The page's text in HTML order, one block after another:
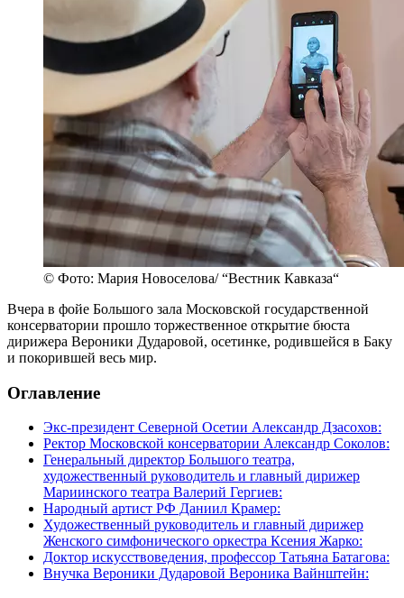
© Фото: Мария Новоселова/ “Вестник Кавказа“
Вчера в фойе Большого зала Московской государственной
консерватории прошло торжественное открытие бюста
дирижера Вероники Дударовой, осетинке, родившейся в Баку
и покорившей весь мир.
Оглавление
Экс-президент Северной Осетии Александр Дзасохов:
Ректор Московской консерватории Александр Соколов:
Генеральный директор Большого театра,
художественный руководитель и главный дирижер
Мариинского театра Валерий Гергиев:
Народный артист РФ Даниил Крамер:
Художественный руководитель и главный дирижер
Женского симфонического оркестра Ксения Жарко:
Доктор искусствоведения, профессор Татьяна Батагова:
Внучка Вероники Дударовой Вероника Вайнштейн: